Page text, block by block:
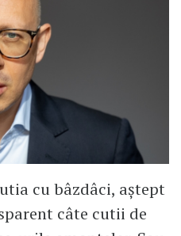
cu bâzdâci, aștept
câte cutii de